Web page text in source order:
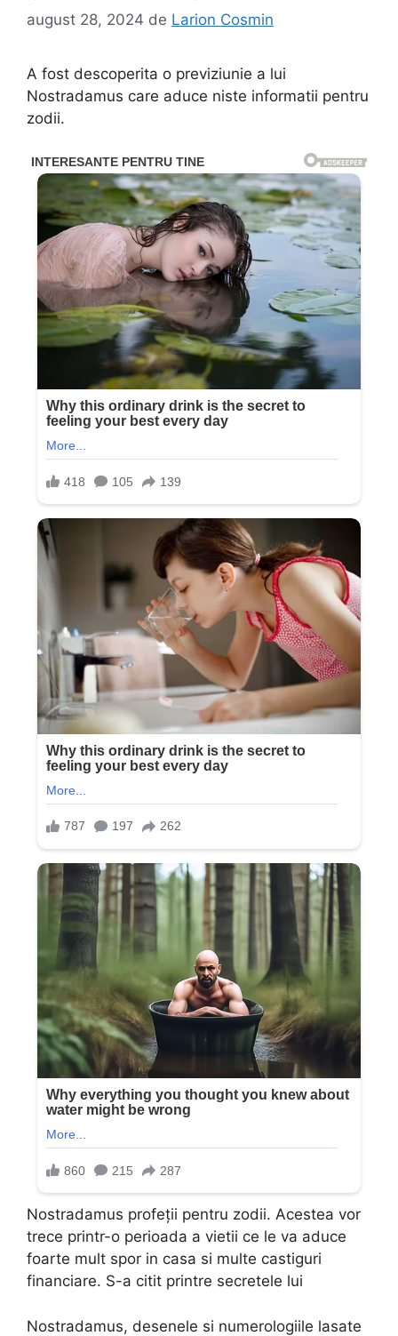
august 28, 2024 de Larion Cosmin
A fost descoperita o previziunie a lui
Nostradamus care aduce niste informatii pentru
zodii.
Nostradamus profeții pentru zodii. Acestea vor
trece printr-o perioada a vietii ce le va aduce
foarte mult spor in casa si multe castiguri
financiare. S-a citit printre secretele lui
Nostradamus, desenele si numerologiile lasate